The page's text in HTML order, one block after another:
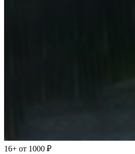
16+ от 1000 ₽